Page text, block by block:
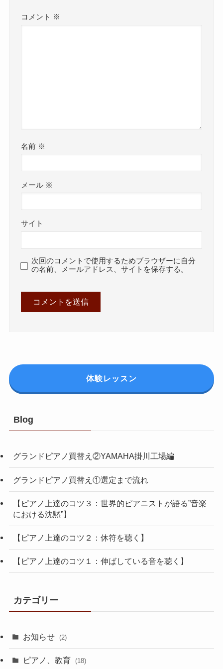
コメント ※
名前 ※
メール ※
サイト
次回のコメントで使用するためブラウザーに自分
の名前、メールアドレス、サイトを保存する。
体験レッスン
Blog
グランドピアノ買替え②YAMAHA掛川工場編
グランドピアノ買替え①選定まで流れ
【ピアノ上達のコツ３：世界的ピアニストが語る”音楽
における沈黙”】
【ピアノ上達のコツ２：休符を聴く】
【ピアノ上達のコツ１：伸ばしている音を聴く】
カテゴリー
お知らせ (2)
ピアノ、教育 (18)